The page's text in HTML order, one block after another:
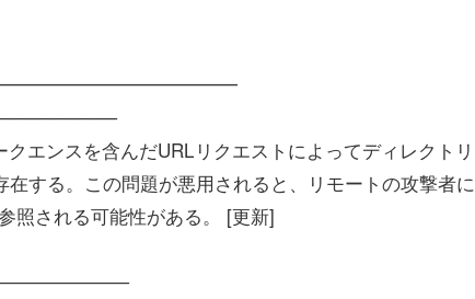
エンスを含んだURLリクエストによってディレクトリ
する。この問題が悪用されると、リモートの攻撃者
照される可能性がある。 [更新]